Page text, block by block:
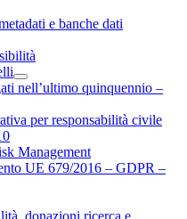
e banche dati
nell’ultimo quinquennio –
per responsabilità civile
Management
UE 679/2016 – GDPR –
donazioni ricerca e